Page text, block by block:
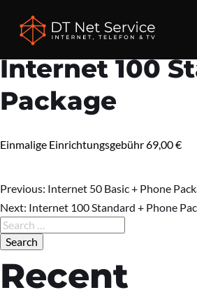
Internet 100
Package
Einmalige Einrichtungsgebühr 69,00 €
Post
navigation
Previous: Internet 50 Basic + Phone
Next: Internet 100 Standard + Phone
Search
for:
Recent